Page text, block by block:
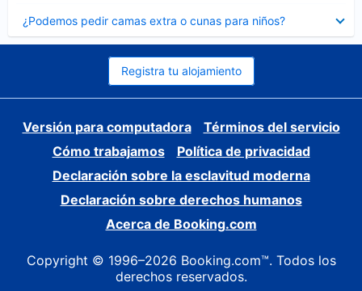
¿Podemos pedir camas extra o cunas para niños?
cerrado
Registra tu alojamiento
Versión para computadora
Términos del servicio
Cómo trabajamos
Política de privacidad
Declaración sobre la esclavitud moderna
Declaración sobre derechos humanos
Acerca de Booking.com
Copyright © 1996–2026 Booking.com™. Todos los
derechos reservados.